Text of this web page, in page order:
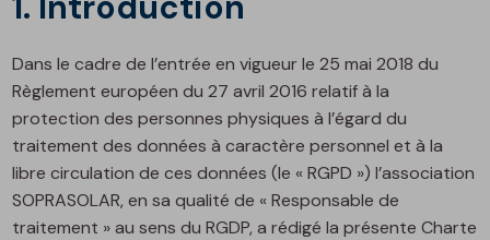
Dans le cadre de l’entrée en vigueur le 25 mai 2018 du
Règlement européen du 27 avril 2016 relatif à la
protection des personnes physiques à l’égard du
traitement des données à caractère personnel et à la
libre circulation de ces données (le « RGPD ») l’association
SOPRASOLAR, en sa qualité de « Responsable de
traitement » au sens du RGDP, a rédigé la présente Charte